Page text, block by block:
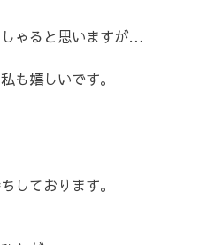
ゃると思いますが…
も嬉しいです。
しております。